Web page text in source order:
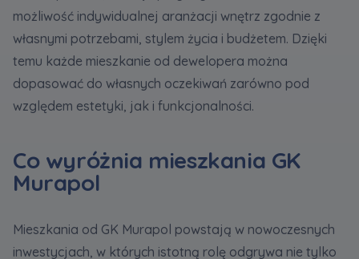
możliwość indywidualnej aranżacji wnętrz zgodnie z
własnymi potrzebami, stylem życia i budżetem. Dzięki
temu każde mieszkanie od dewelopera można
dopasować do własnych oczekiwań zarówno pod
względem estetyki, jak i funkcjonalności.
Co wyróżnia mieszkania GK
Murapol
Mieszkania od GK Murapol powstają w nowoczesnych
inwestycjach, w których istotną rolę odgrywa nie tylko